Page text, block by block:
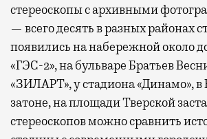
стереоскопы с архивными
— всего десять в разных районах
появились на набережной около
«ГЭС-2», на бульваре Братьев
«ЗИЛАРТ», у стадиона «Динамо»,
затоне, на площади Тверской
стереоскопов можно сравнить